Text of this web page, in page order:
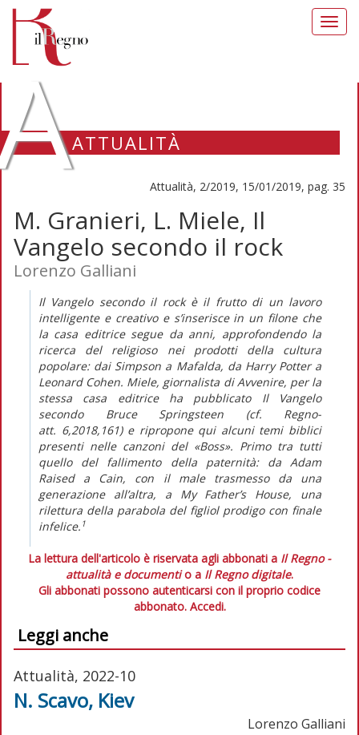
ATTUALITÀ
Attualità, 2/2019, 15/01/2019, pag. 35
M. Granieri, L. Miele, Il
Vangelo secondo il rock
Lorenzo Galliani
Il Vangelo secondo il rockè il frutto di un lavoro
intelligente e creativo e s’inserisce in un filone che
la casa editrice segue da anni, approfondendo la
ricerca del religioso nei prodotti della cultura
popolare: dai Simpson a Mafalda, da Harry Potter a
Leonard Cohen. Miele, giornalista diAvvenire, per la
stessa casa editrice ha pubblicato Il Vangelo
secondo Bruce Springsteen (cf. Regno-
att. 6,2018,161) e ripropone qui alcuni temi biblici
presenti nelle canzoni del «Boss». Primo tra tutti
quello del fallimento della paternità: da Adam
Raised a Cain, con il male trasmesso da una
generazione all’altra, a My Father’s House, una
rilettura della parabola del figliol prodigo con finale
infelice. 1
La lettura dell'articolo è riservata agli abbonati a Il Regno -
attualità e documentio a Il Regno digitale.
Gli abbonati possono autenticarsi con il proprio codice
abbonato. Accedi.
Leggi anche
Attualità, 2022-10
N. Scavo, Kiev
Lorenzo Galliani